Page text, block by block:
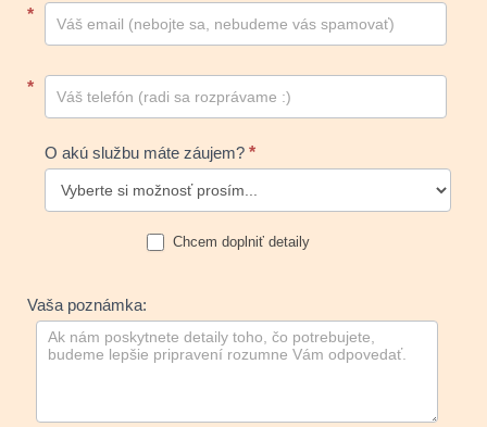
*
*
O akú službu máte záujem? *
Chcem doplniť detaily
Vaša poznámka: